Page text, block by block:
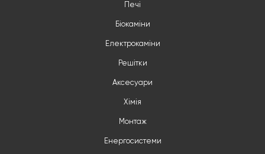
Печі
Біокаміни
Електрокаміни
Решітки
Аксесуари
Хімія
Монтаж
Енергосистеми